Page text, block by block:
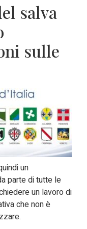
salva
sulle
un
parte di tutte le
un lavoro di
che non è